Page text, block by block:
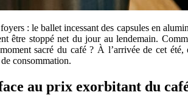
: le ballet incessant des capsules en
être stoppé net du jour au lendemain.
sacré du café ? À l’arrivée de cet
consommation.
au prix exorbitant du